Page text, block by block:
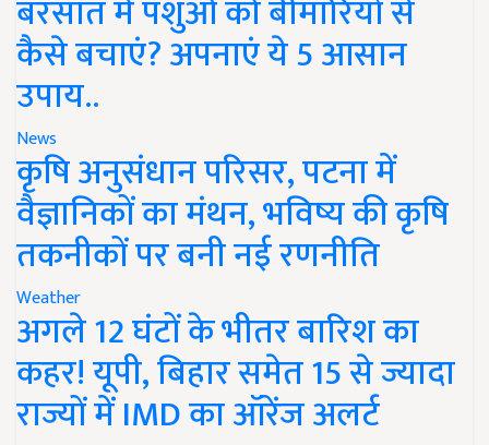
बरसात में पशुओं को बीमारियों से
कैसे बचाएं? अपनाएं ये 5 आसान
उपाय..
News
कृषि अनुसंधान परिसर, पटना में
वैज्ञानिकों का मंथन, भविष्य की कृषि
तकनीकों पर बनी नई रणनीति
Weather
अगले 12 घंटों के भीतर बारिश का
कहर! यूपी, बिहार समेत 15 से ज्यादा
राज्यों में IMD का ऑरेंज अलर्ट